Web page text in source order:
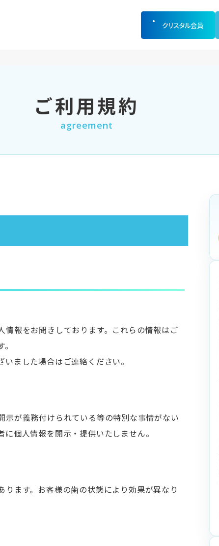
クリスタル会員
ご利用規約
agreement
報をお聞きしております。これらの情報はご
ました場合はご連絡ください。
が義務付けられている等の特別な事情がない
個人情報を開示・提供いたしません。
ます。お客様の歯の状態により効果が異なり